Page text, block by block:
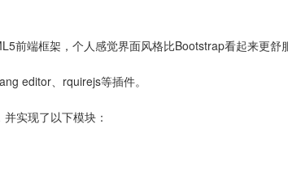
前端框架，个人感觉界面风格比Bootstrap看起来更舒
editor、rquirejs等插件。
实现了以下模块：